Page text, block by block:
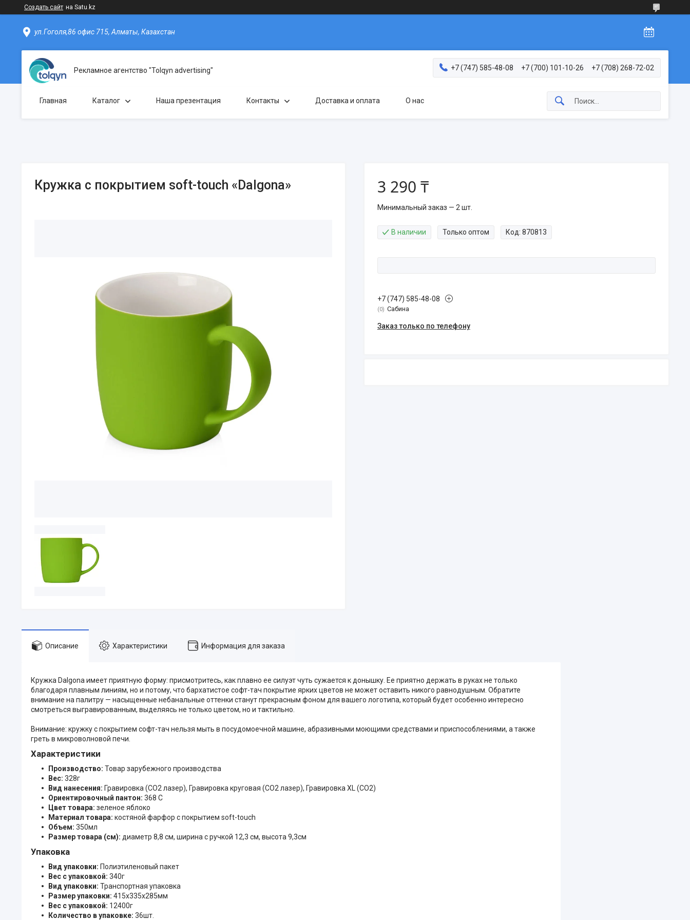
Создать сайт на Satu.kz
ул.Гоголя,86 офис 715, Алматы, Казахстан
Рекламное агентство "Tolqyn advertising" +7 (747) 585-48-08 +7 (700) 101-10-26 +7 (708) 268-72-02
Главная Каталог Наша презентация Контакты Доставка и оплата О нас
Кружка с покрытием soft-touch «Dalgona» 3 290 ₸
Минимальный заказ — 2 шт.
В наличии Только оптом Код: 870813
+7 (747) 585-48-08
0 Сабина
Заказ только по телефону
Описание Характеристики Информация для заказа
Кружка Dalgona имеет приятную форму: присмотритесь, как плавно ее силуэт чуть сужается к донышку. Ее приятно держать в руках не только
благодаря плавным линиям, но и потому, что бархатистое софт-тач покрытие ярких цветов не может оставить никого равнодушным. Обратите
внимание на палитру — насыщенные небанальные оттенки станут прекрасным фоном для вашего логотипа, который будет особенно интересно
смотреться выгравированным, выделяясь не только цветом, но и тактильно.
Внимание: кружку с покрытием софт-тач нельзя мыть в посудомоечной машине, абразивными моющими средствами и приспособлениями, а также
греть в микроволновой печи.
Характеристики
Производство: Товар зарубежного производства
Вес: 328г
Вид нанесения: Гравировка (CO2 лазер), Гравировка круговая (CO2 лазер), Гравировка XL (СО2)
Ориентировочный пантон: 368 C
Цвет товара: зеленое яблоко
Материал товара: костяной фарфор с покрытием soft-touch
Объем: 350мл
Размер товара (см): диаметр 8,8 см, ширина с ручкой 12,3 см, высота 9,3см
Упаковка
Вид упаковки: Полиэтиленовый пакет
Вес с упаковкой: 340г
Вид упаковки: Транспортная упаковка
Размер упаковки: 415x335x285мм
Вес с упаковкой: 12400г
Количество в упаковке: 36шт.